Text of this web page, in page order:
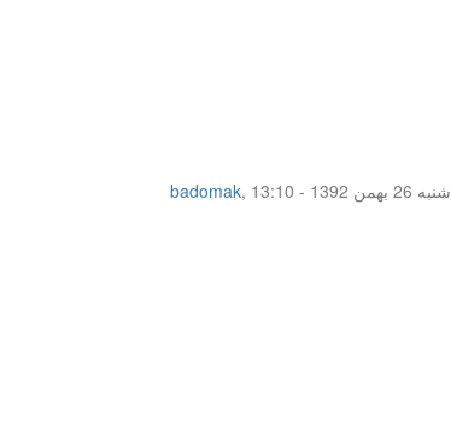
badomak,
شنبه 26 بهمن 1392 - 13:10